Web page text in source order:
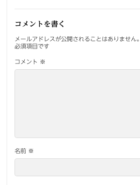
コメントを書く
メールアドレスが公開されることはありません。
必須項目です
コメント ※
名前 ※